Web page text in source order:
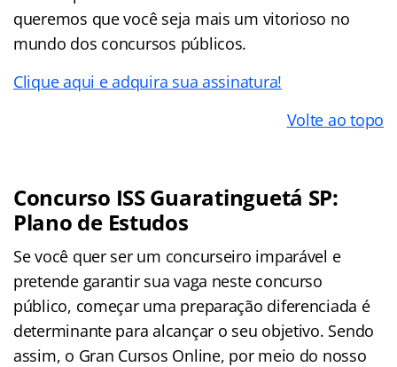
queremos que você seja mais um vitorioso no
mundo dos concursos públicos.
Clique aqui e adquira sua assinatura!
Volte ao topo
Concurso ISS Guaratinguetá SP:
Plano de Estudos
Se você quer ser um concurseiro imparável e
pretende garantir sua vaga neste concurso
público, começar uma preparação diferenciada é
determinante para alcançar o seu objetivo. Sendo
assim, o Gran Cursos Online, por meio do nosso